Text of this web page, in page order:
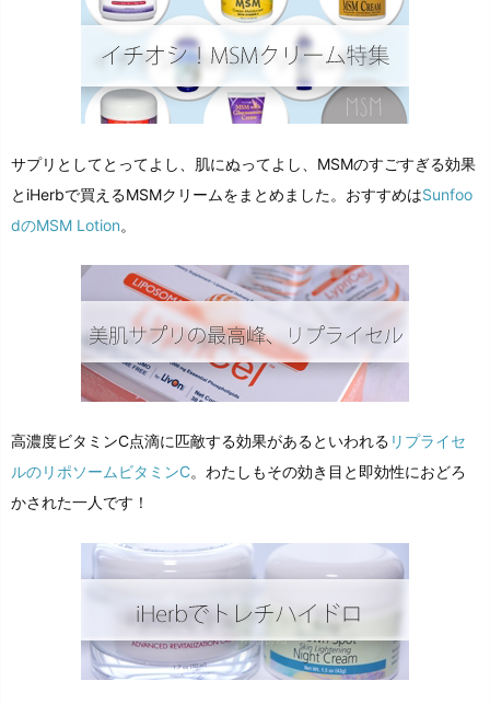
サプリとしてとってよし、肌にぬってよし、MSMのすごすぎる効果
とiHerbで買えるMSMクリームをまとめました。おすすめはSunfoo
dのMSM Lotion。
高濃度ビタミンC点滴に匹敵する効果があるといわれる リプライセ
ルのリポソームビタミンC。わたしもその効き目と即効性におどろ
かされた一人です！